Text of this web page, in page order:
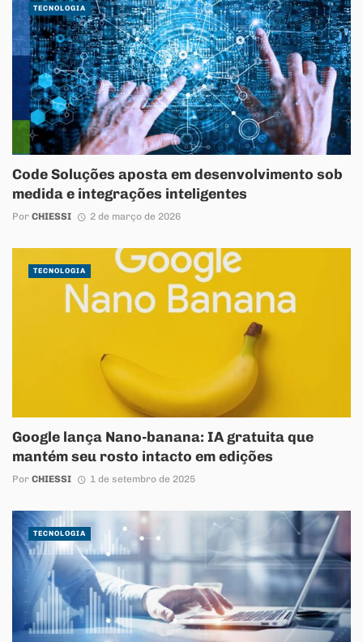
Code Soluções aposta em desenvolvimento sob
medida e integrações inteligentes
Por CHIESSI 2 de março de 2026
TECNOLOGIA
Google lança Nano-banana: IA gratuita que
mantém seu rosto intacto em edições
Por CHIESSI 1 de setembro de 2025
TECNOLOGIA
TECNOLOGIA